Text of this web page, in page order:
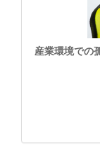
産業環境での